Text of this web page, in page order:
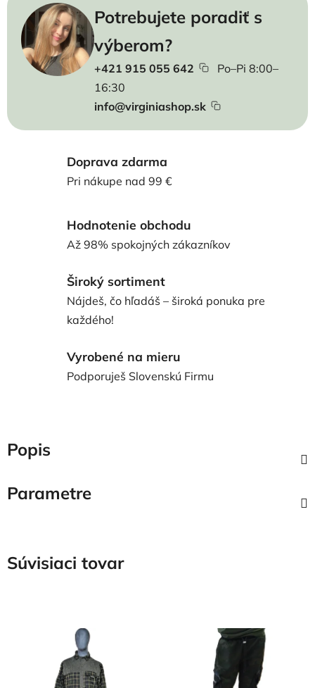
Potrebujete poradiť s
výberom?
+421 915 055 642
Po–Pi 8:00–
16:30
info@virginiashop.sk
Doprava zdarma
Pri nákupe nad 99 €
Hodnotenie obchodu
Až 98% spokojných zákazníkov
Široký sortiment
Nájdeš, čo hľadáš – široká ponuka pre
každého!
Vyrobené na mieru
Podporuješ Slovenskú Firmu
Popis
Parametre
Súvisiaci tovar